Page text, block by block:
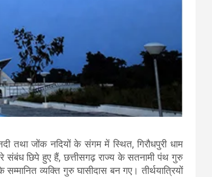
तथा जोंक नदियों के संगम में स्थित, गिरौधपुरी धाम
संबंध छिपे हुए हैं, छत्तीसगढ़ राज्य के सतनामी पंथ गुरु
व्यक्ति गुरु घासीदास बन गए। तीर्थयात्रियों